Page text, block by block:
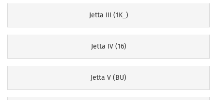
Jetta III (1K_)
Jetta IV (16)
Jetta V (BU)